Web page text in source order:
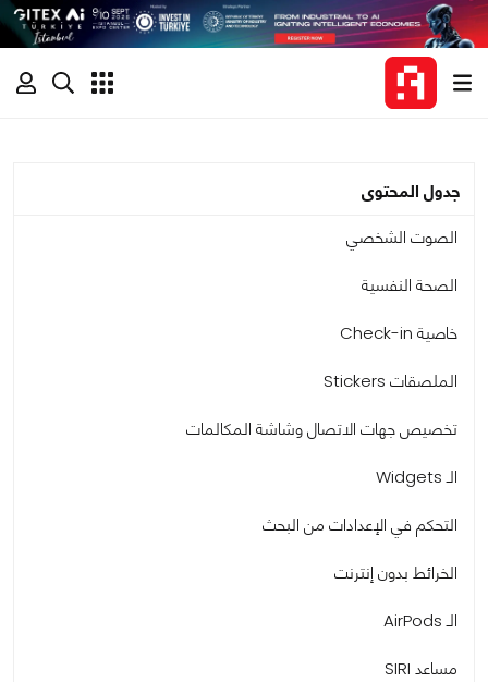
جدول المحتوى
الصوت الشخصي
الصحة النفسية
خاصية Check-in
الملصقات Stickers
تخصيص جهات الاتصال وشاشة المكالمات
الـ Widgets
التحكم في الإعدادات من البحث
الخرائط بدون إنترنت
الـ AirPods
مساعد SIRI